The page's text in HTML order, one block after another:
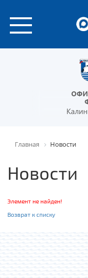
Главная Новости
Новости
Элемент не найден!
Возврат к списку